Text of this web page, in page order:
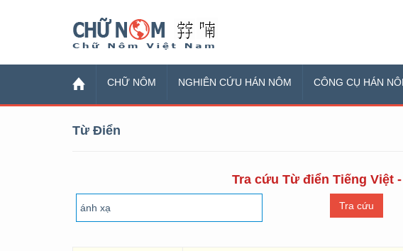
CHỮ NÔM NGHIÊN CỨU HÁN NÔM CÔNG CỤ HÁN
Từ Điển
Tra cứu Từ điển Tiếng Việt